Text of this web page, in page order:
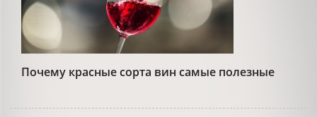
Почему красные сорта вин самые полезные